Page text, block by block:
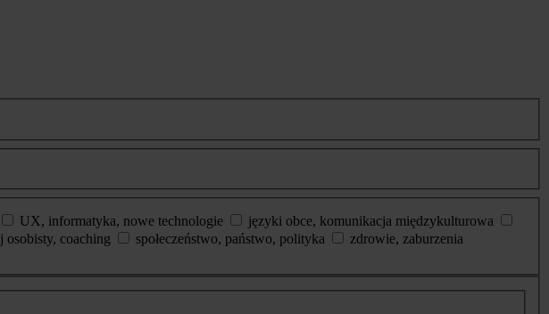
UX, informatyka, nowe technologie
języki obce, komunikacja międzykulturowa
osobisty, coaching społeczeństwo, państwo, polityka
zdrowie, zaburzenia